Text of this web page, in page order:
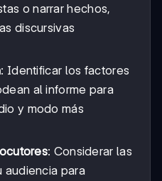
o narrar hechos,
discursivas
: Identificar los factores
al informe para
y modo más
: Considerar las
audiencia para